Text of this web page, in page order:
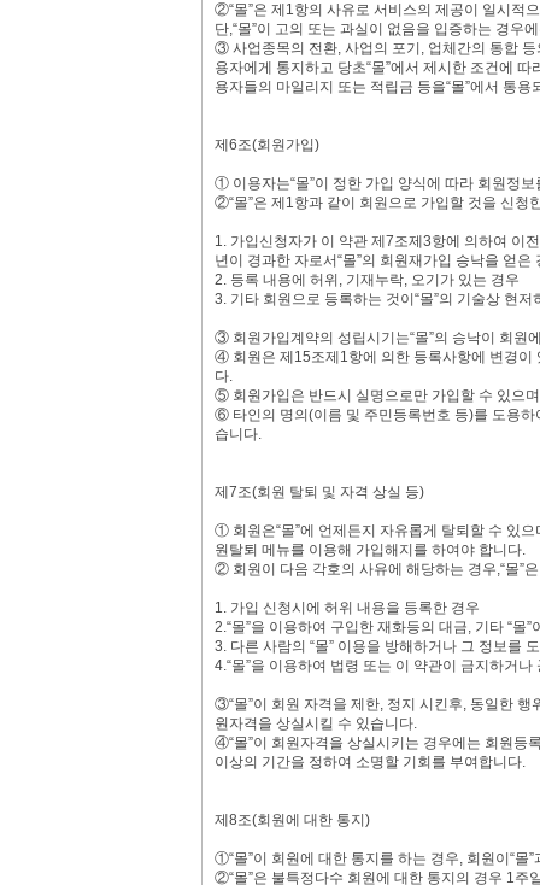
②“몰”은 제1항의 사유로 서비스의 제공이 일시적
단,“몰”이 고의 또는 과실이 없음을 입증하는 경우
③ 사업종목의 전환, 사업의 포기, 업체간의 통합
용자에게 통지하고 당초“몰”에서 제시한 조건에
용자들의 마일리지 또는 적립금 등을“몰”에서 통
제6조(회원가입)
① 이용자는“몰”이 정한 가입 양식에 따라 회원정
②“몰”은 제1항과 같이 회원으로 가입할 것을 신청
1. 가입신청자가 이 약관 제7조제3항에 의하여 이
년이 경과한 자로서“몰”의 회원재가입 승낙을 얻은
2. 등록 내용에 허위, 기재누락, 오기가 있는 경우
3. 기타 회원으로 등록하는 것이“몰”의 기술상 현
③ 회원가입계약의 성립시기는“몰”의 승낙이 회원
④ 회원은 제15조제1항에 의한 등록사항에 변경이
다.
⑤ 회원가입은 반드시 실명으로만 가입할 수 있으
⑥ 타인의 명의(이름 및 주민등록번호 등)를 도용
습니다.
제7조(회원 탈퇴 및 자격 상실 등)
① 회원은“몰”에 언제든지 자유롭게 탈퇴할 수 있
원탈퇴 메뉴를 이용해 가입해지를 하여야 합니다.
② 회원이 다음 각호의 사유에 해당하는 경우,“몰”
1. 가입 신청시에 허위 내용을 등록한 경우
2.“몰”을 이용하여 구입한 재화등의 대금, 기타 “
3. 다른 사람의 “몰” 이용을 방해하거나 그 정보를
4.“몰”을 이용하여 법령 또는 이 약관이 금지하거
③“몰”이 회원 자격을 제한, 정지 시킨후, 동일한
원자격을 상실시킬 수 있습니다.
④“몰”이 회원자격을 상실시키는 경우에는 회원등
이상의 기간을 정하여 소명할 기회를 부여합니다.
제8조(회원에 대한 통지)
①“몰”이 회원에 대한 통지를 하는 경우, 회원이“몰
②“몰”은 불특정다수 회원에 대한 통지의 경우 1주